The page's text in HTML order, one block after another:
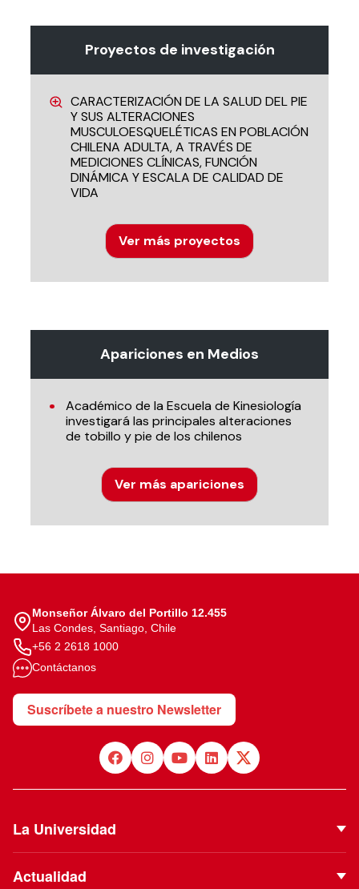
Proyectos de investigación
CARACTERIZACIÓN DE LA SALUD DEL PIE
Y SUS ALTERACIONES
MUSCULOESQUELÉTICAS EN POBLACIÓN
CHILENA ADULTA, A TRAVÉS DE
MEDICIONES CLÍNICAS, FUNCIÓN
DINÁMICA Y ESCALA DE CALIDAD DE
VIDA
Ver más proyectos
Apariciones en Medios
Académico de la Escuela de Kinesiología
investigará las principales alteraciones
de tobillo y pie de los chilenos
Ver más apariciones
Monseñor Álvaro del Portillo 12.455
Las Condes, Santiago, Chile
+56 2 2618 1000
Contáctanos
Suscríbete a nuestro Newsletter
La Universidad
Actualidad